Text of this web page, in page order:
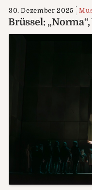
30. Dezember 2025
Brüssel: